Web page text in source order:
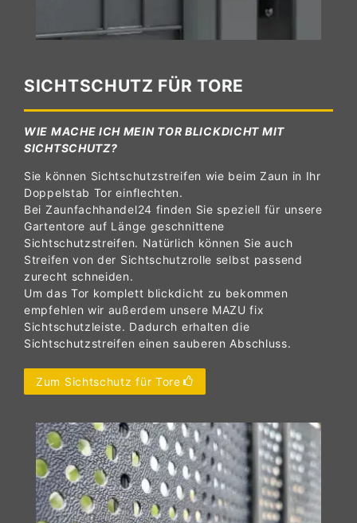
SICHTSCHUTZ FÜR TORE
WIE MACHE ICH MEIN TOR BLICKDICHT MIT
SICHTSCHUTZ?
Sie können Sichtschutzstreifen wie beim Zaun in Ihr
Doppelstab Tor einflechten.
Bei Zaunfachhandel24 finden Sie speziell für unsere
Gartentore auf Länge geschnittene
Sichtschutzstreifen. Natürlich können Sie auch
Streifen von der Sichtschutzrolle selbst passend
zurecht schneiden.
Um das Tor komplett blickdicht zu bekommen
empfehlen wir außerdem unsere MAZU fix
Sichtschutzleiste. Dadurch erhalten die
Sichtschutzstreifen einen sauberen Abschluss.
Zum Sichtschutz für Tore